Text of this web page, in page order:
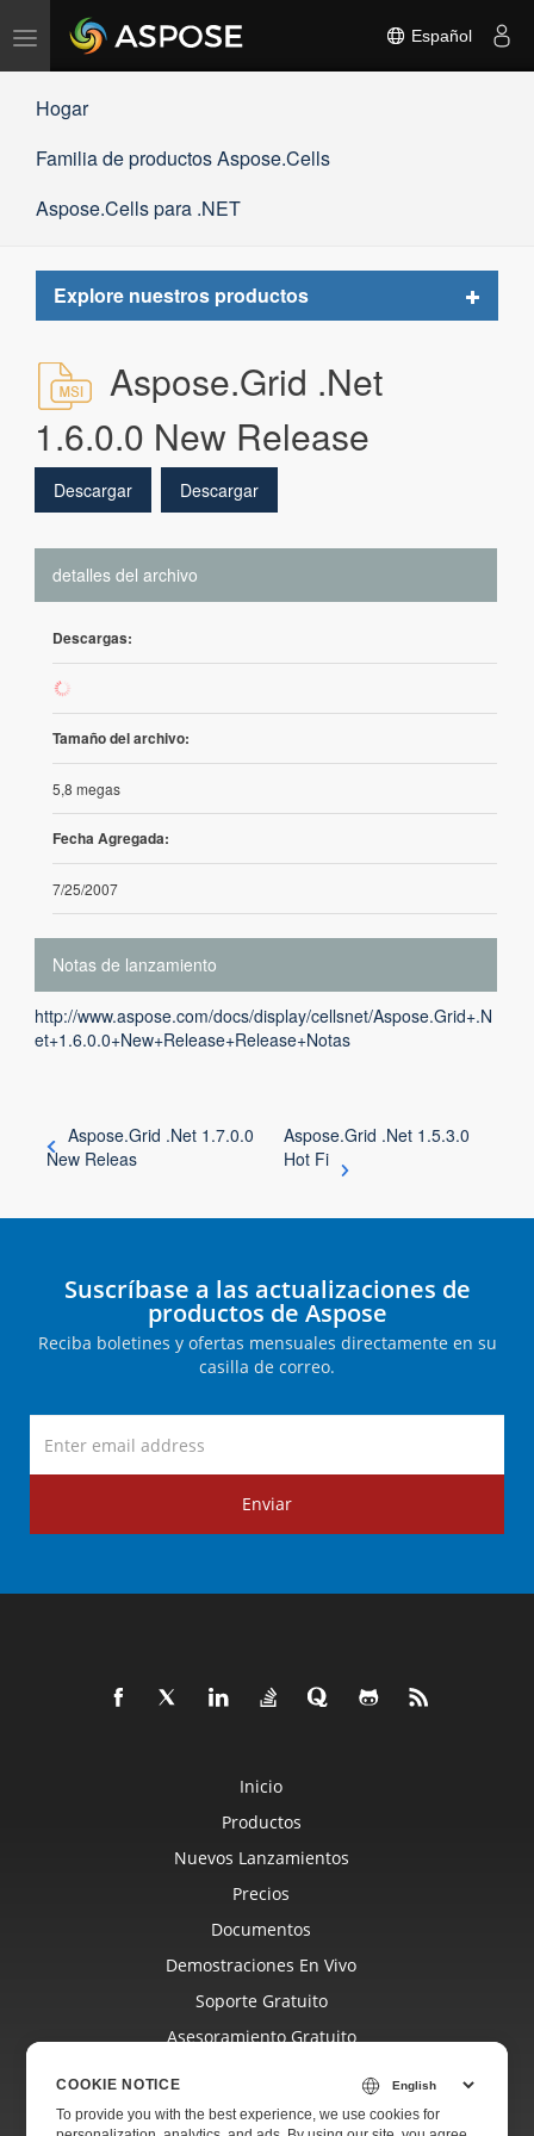
Alternar
navegación
Español
Hogar
Familia de productos Aspose.Cells
Aspose.Cells para .NET
Explore nuestros productos
Toggle
Aspose.Grid .Net
1.6.0.0 New Release
Descargar Descargar
detalles del archivo
Descargas:
0
Tamaño del archivo:
5,8 megas
Fecha Agregada:
7/25/2007
Notas de lanzamiento
http://www.aspose.com/docs/display/cellsnet/Aspose.Grid+.N
et+1.6.0.0+New+Release+Release+Notas
Aspose.Grid .Net 1.7.0.0
New Releas
Aspose.Grid .Net 1.5.3.0
Hot Fi
Suscríbase a las actualizaciones de
productos de Aspose
Reciba boletines y ofertas mensuales directamente en su
casilla de correo.
Enviar
Inicio
Productos
Nuevos Lanzamientos
Precios
Documentos
Demostraciones En Vivo
Soporte Gratuito
Asesoramiento Gratuito
Blog
COOKIE NOTICE
To provide you with the best experience, we use cookies for